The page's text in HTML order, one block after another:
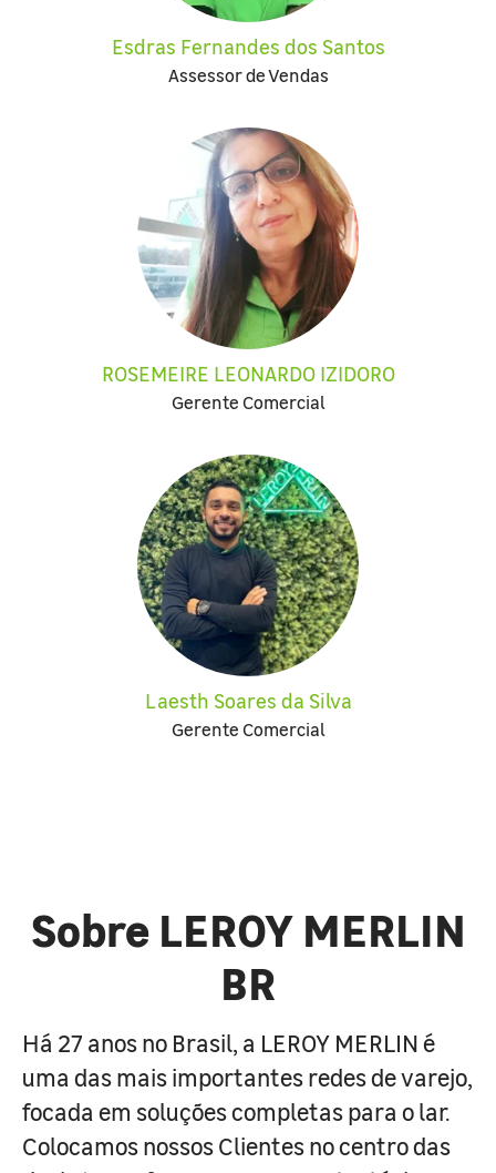
Esdras Fernandes dos Santos
Assessor de Vendas
ROSEMEIRE LEONARDO IZIDORO
Gerente Comercial
Laesth Soares da Silva
Gerente Comercial
Sobre LEROY MERLIN
BR
Há 27 anos no Brasil, a LEROY MERLIN é
uma das mais importantes redes de varejo,
focada em soluções completas para o lar.
Colocamos nossos Clientes no centro das